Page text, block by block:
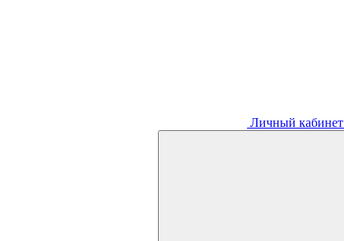
Личный кабинет